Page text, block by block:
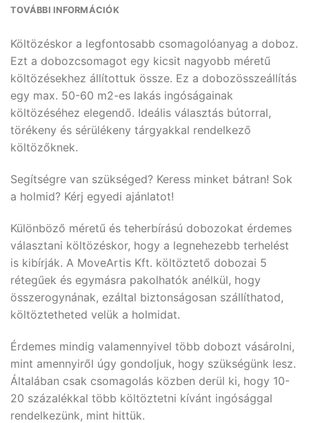
TOVÁBBI INFORMÁCIÓK
Költözéskor a legfontosabb csomagolóanyag a doboz.
Ezt a dobozcsomagot egy kicsit nagyobb méretű
költözésekhez állítottuk össze. Ez a dobozösszeállítás
egy max. 50-60 m2-es lakás ingóságainak
költözéséhez elegendő. Ideális választás bútorral,
törékeny és sérülékeny tárgyakkal rendelkező
költözőknek.
Segítségre van szükséged? Keress minket bátran! Sok
a holmid? Kérj egyedi ajánlatot!
Különböző méretű és teherbírású dobozokat érdemes
választani költözéskor, hogy a legnehezebb terhelést
is kibírják. A MoveArtis Kft. költöztető dobozai 5
rétegűek és egymásra pakolhatók anélkül, hogy
összerogynának, ezáltal biztonságosan szállíthatod,
költöztetheted velük a holmidat.
Érdemes mindig valamennyivel több dobozt vásárolni,
mint amennyiről úgy gondoljuk, hogy szükségünk lesz.
Általában csak csomagolás közben derül ki, hogy 10-
20 százalékkal több költöztetni kívánt ingósággal
rendelkezünk, mint hittük.